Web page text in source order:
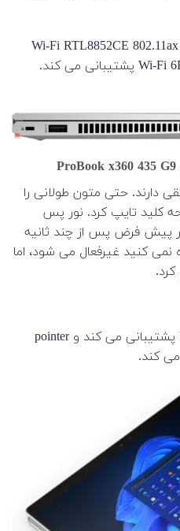
در مورد اتصالات بی‌سیم ماژول Wi-Fi RTL8852CE 802.11ax
2×2 است و از استاندارد سریع Wi-Fi 6E پشتیبانی می کند.
دارند. حتی متون طولانی را
کلید تایپ کرد. نور پس
پیش فرض پس از چند ثانیه
نمی کنید غیرفعال می شود، اما
تاچ پد از مایکروسافت Precision پشتیبانی می کند و pointer
کند.